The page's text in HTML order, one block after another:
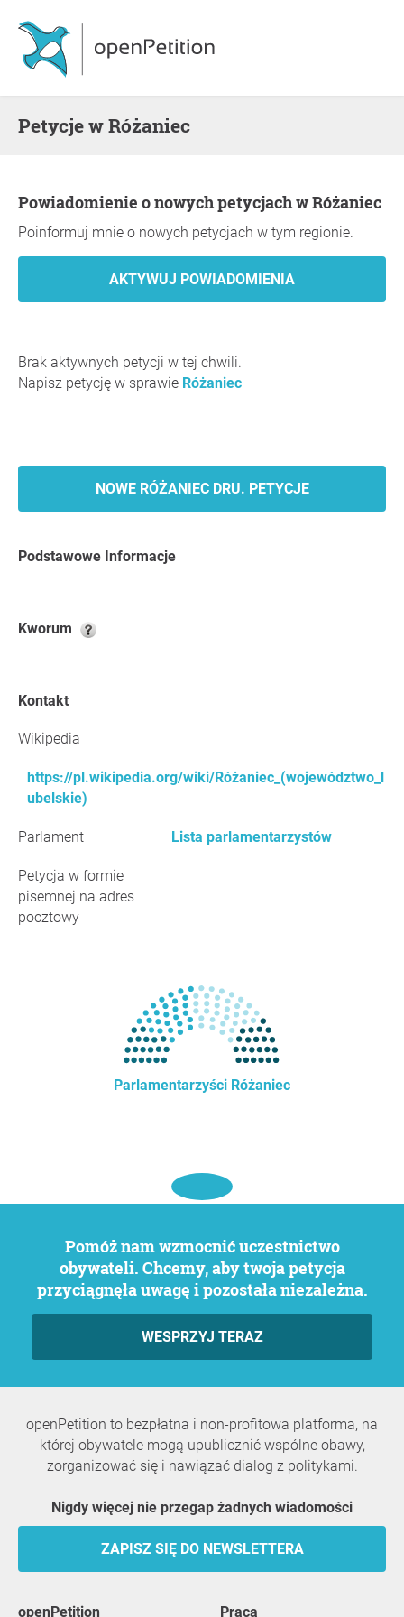
Petycje w Różaniec
Powiadomienie o nowych petycjach w Różaniec
Poinformuj mnie o nowych petycjach w tym regionie.
Brak aktywnych petycji w tej chwili.
Napisz petycję w sprawie Różaniec
NOWE RÓŻANIEC DRU. PETYCJE
Podstawowe Informacje
Kworum
Kontakt
Wikipedia
https://pl.wikipedia.org/wiki/Różaniec_(województwo_l
ubelskie)
Parlament Lista parlamentarzystów
Petycja w formie
pisemnej na adres
pocztowy
Parlamentarzyści Różaniec
Pomóż nam wzmocnić uczestnictwo
obywateli. Chcemy, aby twoja petycja
przyciągnęła uwagę i pozostała niezależna.
WESPRZYJ TERAZ
openPetition to bezpłatna i non-profitowa platforma, na
której obywatele mogą upublicznić wspólne obawy,
zorganizować się i nawiązać dialog z politykami.
Nigdy więcej nie przegap żadnych wiadomości
ZAPISZ SIĘ DO NEWSLETTERA
openPetition praca